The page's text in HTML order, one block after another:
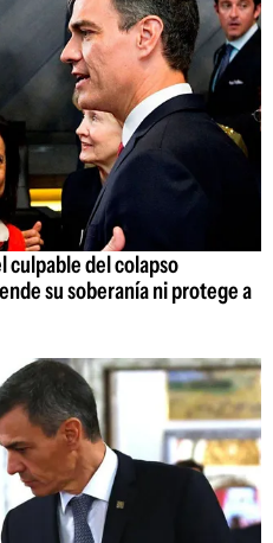
culpable del colapso
su soberanía ni protege a